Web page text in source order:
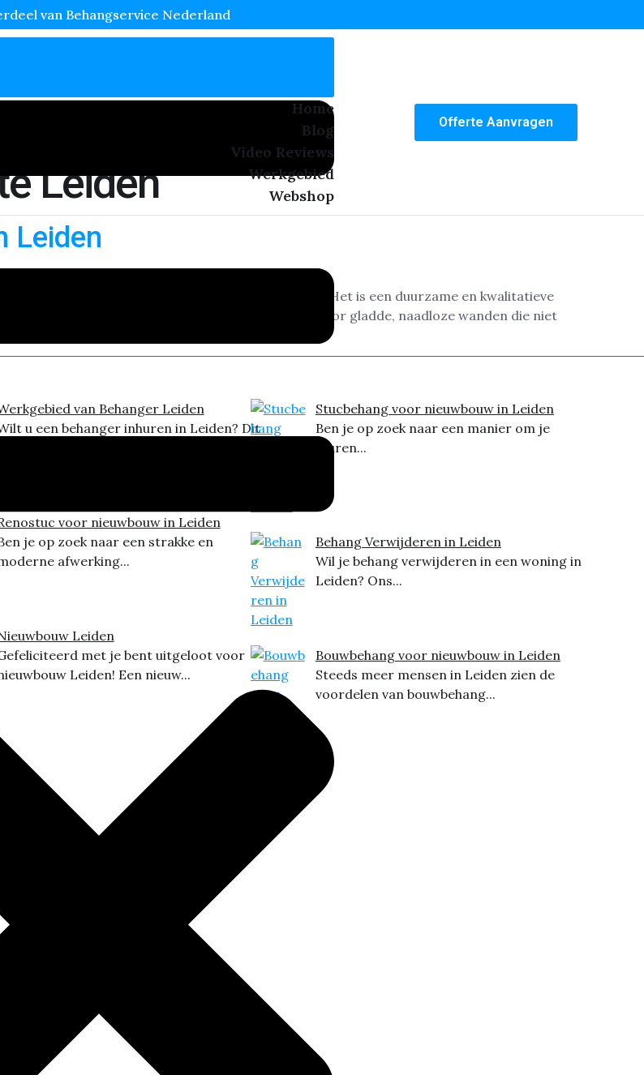
van Behangservice Nederland
Home
Blog
Video Reviews
Werkgebied
Webshop
Offerte Aanvragen
Leiden
Leiden
je muren in Leiden? Dan is Renostuc dé oplossing. Het is een duurzame en kwalitatieve
als renovatieprojecten. Deze methode zorgt voor gladde, naadloze wanden die niet
dit […]
van Behanger Leiden
u een behanger inhuren in Leiden? Dit
voor nieuwbouw in Leiden
je op zoek naar een strakke en
afwerking...
Leiden
met je bent uitgeloot voor
Leiden! Een nieuw...
Stucbehang voor nieuwbouw in Leiden
Ben je op zoek naar een manier om je
muren...
Behang Verwijderen in Leiden
Wil je behang verwijderen in een woning in
Leiden? Ons...
Bouwbehang voor nieuwbouw in Leiden
Steeds meer mensen in Leiden zien de
voordelen van bouwbehang...